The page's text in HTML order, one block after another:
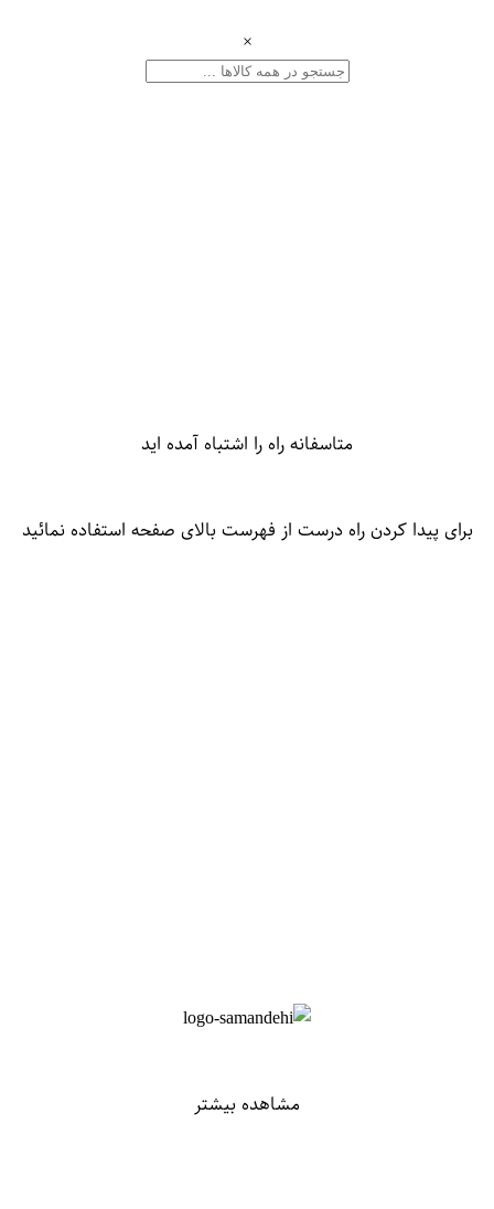
×
متاسفانه راه را اشتباه آمده اید
برای پیدا کردن راه درست از فهرست بالای صفحه استفاده نمائید
مشاهده بیشتر